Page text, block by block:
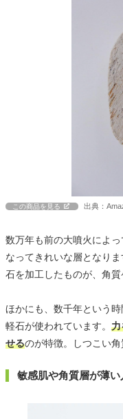
この商品を見る 出典：
数万年も前の大噴火によ
なってきれいな層となり
石を加工したものが、角質
ほかにも、数千年という
軽石が使われています。 力
せるのが特徴。しつこい角
敏感肌や角質層が薄い